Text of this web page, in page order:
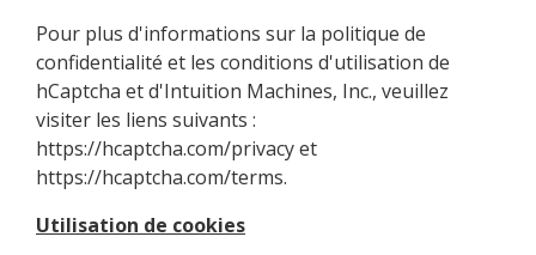
Pour plus d'informations sur la politique de
confidentialité et les conditions d'utilisation de
hCaptcha et d'Intuition Machines, Inc., veuillez
visiter les liens suivants :
https://hcaptcha.com/privacyet
https://hcaptcha.com/terms.
Utilisation de cookies